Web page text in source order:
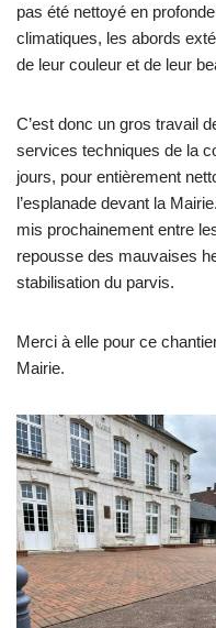
pas été nettoyé en
climatiques, les abords
de leur couleur et de leur
C’est donc un gros travail
services techniques de la
jours, pour entièrement
l’esplanade devant la
mis prochainement entre
repousse des mauvaises
stabilisation du parvis.
Merci à elle pour ce
Mairie.